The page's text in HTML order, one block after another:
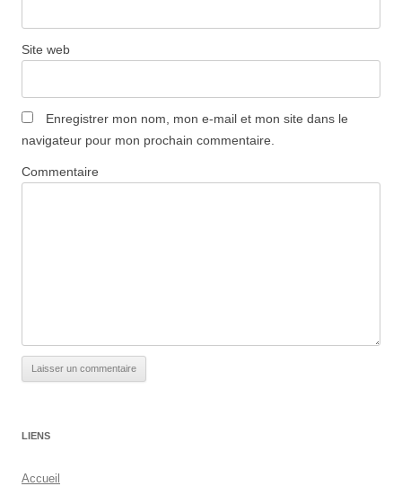
Site web
Enregistrer mon nom, mon e-mail et mon site dans le
navigateur pour mon prochain commentaire.
Commentaire
LIENS
Accueil